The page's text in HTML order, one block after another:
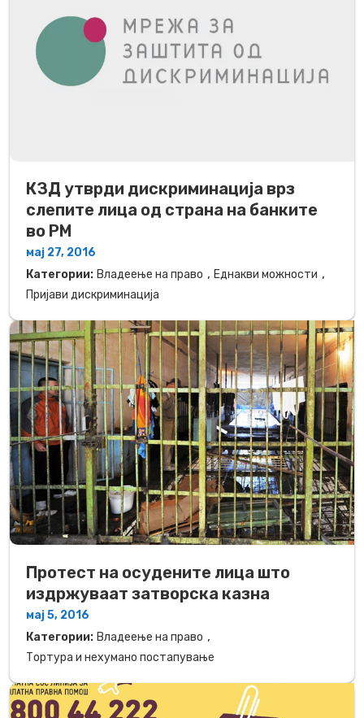
КЗД утврди дискриминација врз
слепите лица од страна на банките
во РМ
мај 27, 2016
Категории: Владеење на право , Еднакви можности ,
Пријави дискриминација
Протест на осудените лица што
издржуваат затворска казна
мај 5, 2016
Категории: Владеење на право ,
Тортура и нехумано постапување